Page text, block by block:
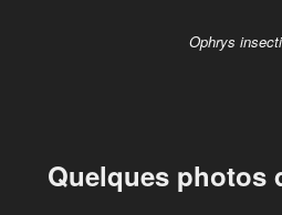
Ophrys
Quelques photos